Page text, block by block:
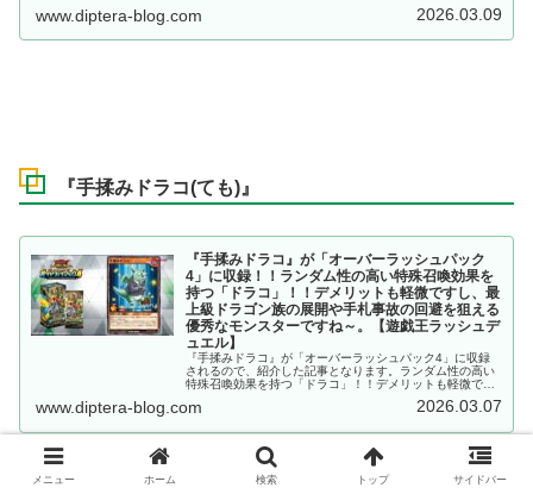
しています！！【遊戯王ラッシュデュエル】
www.diptera-blog.com 2026.03.09
『手揉みドラコ(ても)』
『手揉みドラコ』が「オーバーラッシュパック
4」に収録！！ランダム性の高い特殊召喚効果を
持つ「ドラコ」！！デメリットも軽微ですし、最
上級ドラゴン族の展開や手札事故の回避を狙える
優秀なモンスターですね～。【遊戯王ラッシュデ
ュエル】
『手揉みドラコ』が「オーバーラッシュパック4」に収録
されるので、紹介した記事となります。ランダム性の高い
特殊召喚効果を持つ「ドラコ」！！デメリットも軽微です
秀なモンスターですね～。【遊戯王ラッシュデュエル】
www.diptera-blog.com 2026.03.07
メニュー ホーム 検索 トップ サイドバー